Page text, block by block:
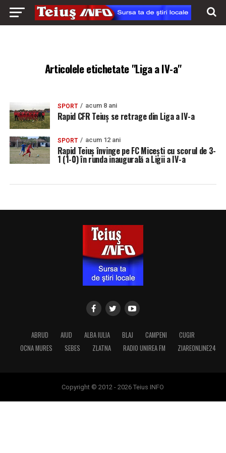
Articolele etichetate "Liga a IV-a"
SPORT acum 8 ani
Rapid CFR Teiuș se retrage din Liga a IV-a
SPORT acum 12 ani
Rapid Teiuș învinge pe FC Micești cu scorul de 3-
1 (1-0) în runda inaugurală a Ligii a IV-a
ABRUD AIUD ALBA IULIA BLAJ CAMPENI
CUGIR
OCNA MURES
SEBES ZLATNA RADIO UNIREA FM ZIAREONLINE24
Copyright © 2012 - 2026 Teius INFO